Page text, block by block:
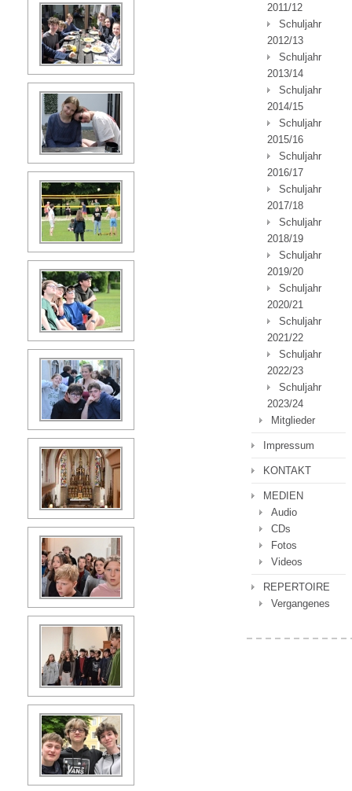
2011/12
Schuljahr
2012/13
Schuljahr
2013/14
Schuljahr
2014/15
Schuljahr
2015/16
Schuljahr
2016/17
Schuljahr
2017/18
Schuljahr
2018/19
Schuljahr
2019/20
Schuljahr
2020/21
Schuljahr
2021/22
Schuljahr
2022/23
Schuljahr
2023/24
Mitglieder
Impressum
KONTAKT
MEDIEN
Audio
CDs
Fotos
Videos
REPERTOIRE
Vergangenes